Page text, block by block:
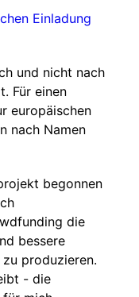
Einladung
und nicht nach
Für einen
europäischen
nach Namen
begonnen
die
bessere
produzieren.
- die